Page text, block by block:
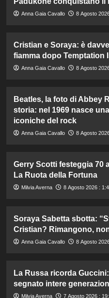
Anna Gaia Cavallo 8 Agosto
Cristian e Soraya: è
fiamma dopo Temptation
Anna Gaia Cavallo 8 Agosto
Beatles, la foto di Abbey
storia: nel 1969 nasce
iconiche del rock
Anna Gaia Cavallo 8 Agosto
Gerry Scotti festeggia 70
La Ruota della Fortuna
Milvia Averna 8 Agosto 2026 :
Soraya Sabetta sbotta:
Cristian? Rimangono,
Anna Gaia Cavallo 8 Agosto
La Russa ricorda
segnato intere
Milvia Averna 7 Agosto 2026 :